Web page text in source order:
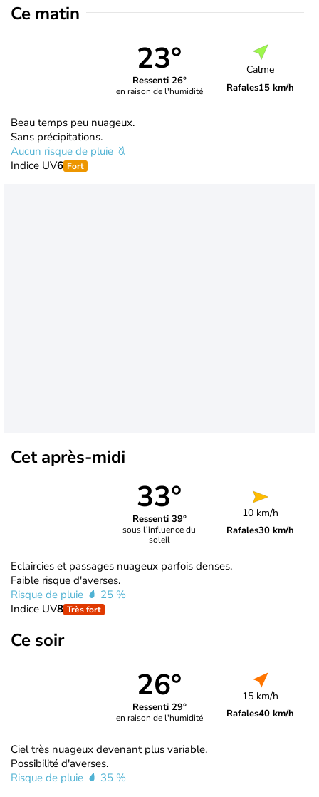
Ce matin
23°
Ressenti 26°
en raison de l'humidité
Calme
Rafales15 km/h
Beau temps peu nuageux.
Sans précipitations.
Aucun risque de pluie
Indice UV6 Fort
Cet après-midi
33°
Ressenti 39°
sous l’influence du
soleil
10 km/h
Rafales30 km/h
Eclaircies et passages nuageux parfois denses.
Faible risque d'averses.
Risque de pluie
25 %
Indice UV8 Très fort
Ce soir
26°
Ressenti 29°
en raison de l'humidité
15 km/h
Rafales40 km/h
Ciel très nuageux devenant plus variable.
Possibilité d'averses.
Risque de pluie
35 %